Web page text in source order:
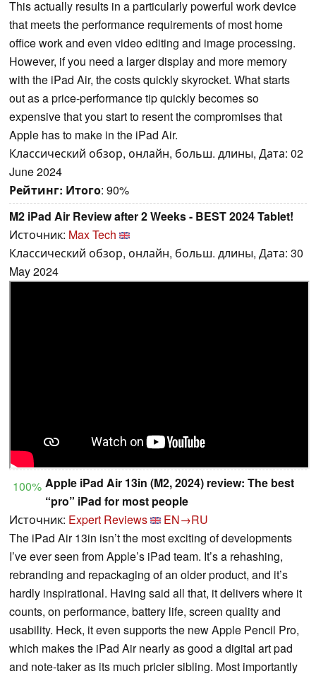
This actually results in a particularly powerful work device
that meets the performance requirements of most home
office work and even video editing and image processing.
However, if you need a larger display and more memory
with the iPad Air, the costs quickly skyrocket. What starts
out as a price-performance tip quickly becomes so
expensive that you start to resent the compromises that
Apple has to make in the iPad Air.
Классический обзор, онлайн, больш. длины, Дата: 02
June 2024
Рейтинг: Итого: 90%
M2 iPad Air Review after 2 Weeks - BEST 2024 Tablet!
Источник: Max Tech
Классический обзор, онлайн, больш. длины, Дата: 30
May 2024
100% Apple iPad Air 13in (M2, 2024) review: The best
“pro” iPad for most people
Источник: Expert Reviews
EN→RU
The iPad Air 13in isn’t the most exciting of developments
I’ve ever seen from Apple’s iPad team. It’s a rehashing,
rebranding and repackaging of an older product, and it’s
hardly inspirational. Having said all that, it delivers where it
counts, on performance, battery life, screen quality and
usability. Heck, it even supports the new Apple Pencil Pro,
which makes the iPad Air nearly as good a digital art pad
and note-taker as its much pricier sibling. Most importantly